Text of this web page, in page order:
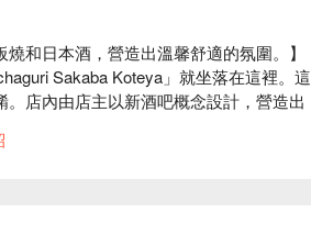
和日本酒，營造出溫馨舒適的氛圍。】
Sakaba Koteya」就坐落在這裡。這
店內由店主以新酒吧概念設計，營造出
一人，還是女生聚會，抑或與家人一